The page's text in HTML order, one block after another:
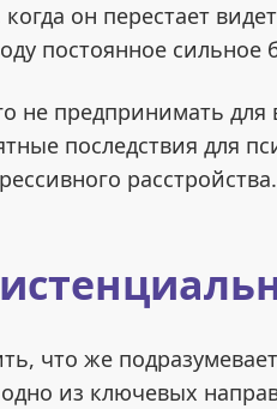
он перестает
постоянное сильное
не предпринимать для
последствия для
расстройства.
что же
из ключевых